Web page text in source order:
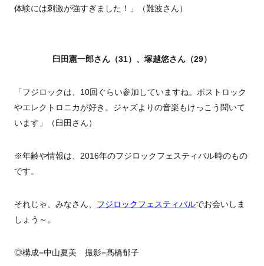
体験には刺激が強すぎました！」（難波さん）
臼田憲一郎さん（31）、塚越悠さん（29）
「フジロックは、10回ぐらい参加していますね。ポストロック
やエレクトロニカが好き。ジャズよりの音楽もけっこう聞いて
います」（臼田さん）
※年齢や情報は、2016年のフジロックフェスティバル時のもの
です。
それじゃ、みなさん、 フジロックフェスティバルでお会いしま
しょう～。
◎構成=中山夏美 撮影=髙橋郁子